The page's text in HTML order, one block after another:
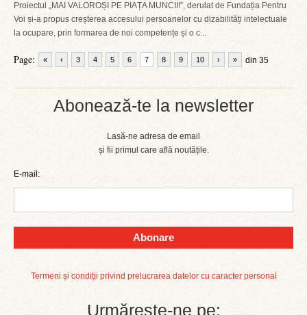
Abonează-te la newsletter
Lasă-ne adresa de email
și fii primul care află noutățile.
E-mail:
Abonare
Termeni și condiții privind prelucrarea datelor cu caracter personal
Urmărește-ne pe:
Proiectul „MAI VALOROȘI PE PIAȚA MUNCII!”, derulat de Fundația Pentru
Voi și-a propus creșterea accesului persoanelor cu dizabilități intelectuale
la ocupare, prin formarea de noi competențe și o c...
Page: « ‹ 3 4 5 6 7 8 9 10 din 35
› »